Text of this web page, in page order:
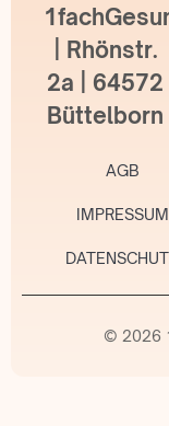
| Rhönstr.
2a | 64572
Büttelborn
AGB
IMPRESSUM
© 2026